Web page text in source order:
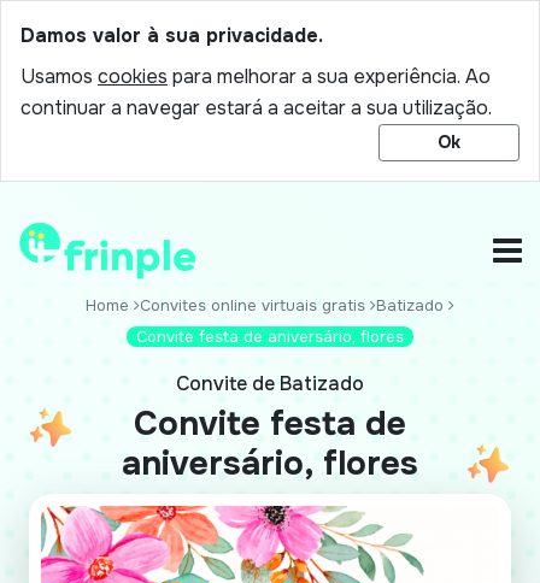
Damos valor à sua privacidade.
Usamos cookies para melhorar a sua experiência. Ao
continuar a navegar estará a aceitar a sua utilização.
Ok
Home Convites online virtuais gratis Batizado
Convite festa de aniversário, flores
Convite de Batizado
Convite festa de
aniversário, flores